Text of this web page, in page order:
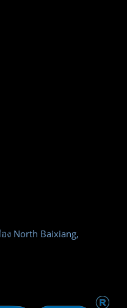
ง North Baixiang,